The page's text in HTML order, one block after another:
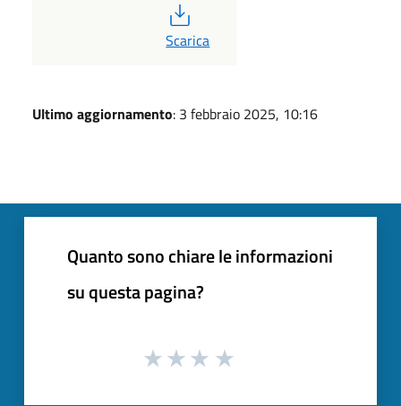
PDF
Scarica
Ultimo aggiornamento: 3 febbraio 2025, 10:16
Quanto sono chiare le informazioni
su questa pagina?